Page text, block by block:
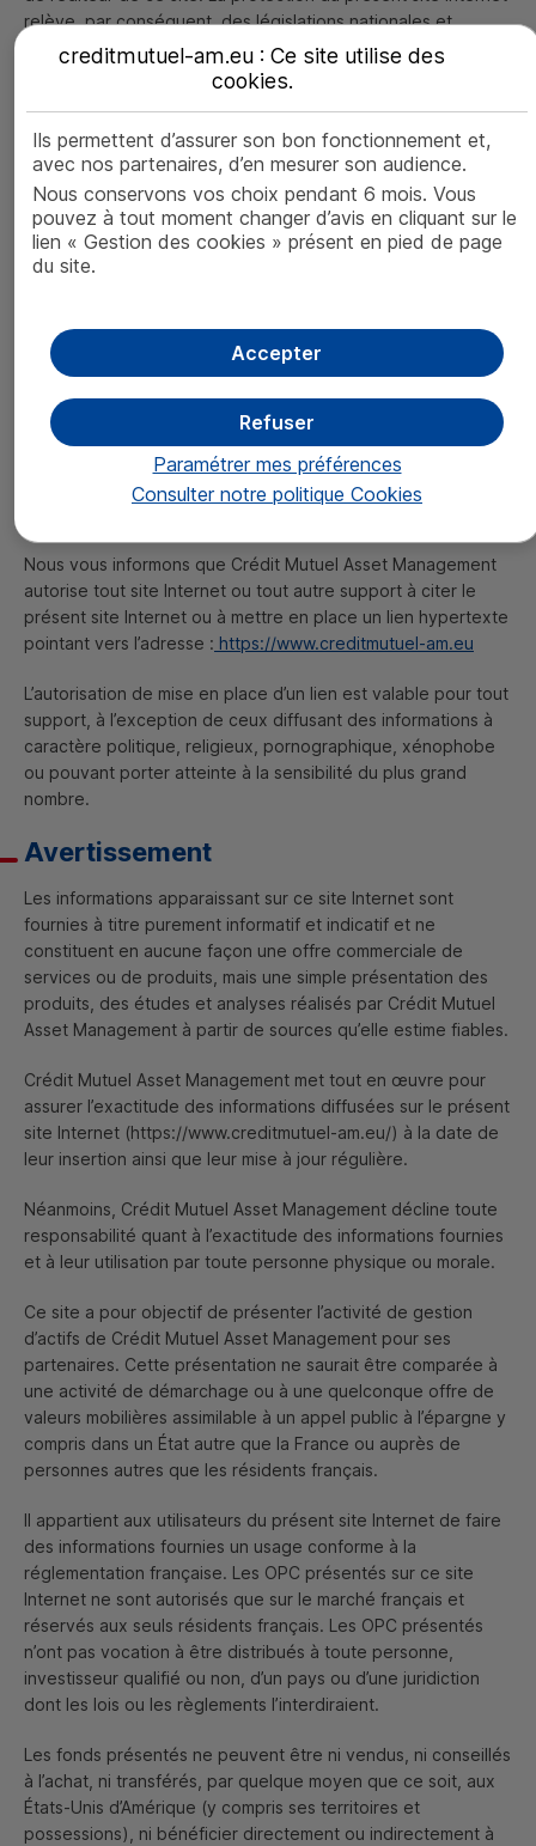
relève, par conséquent, des législations nationales et
internationales relatives au droit de la propriété
intellectuelle. Dès lors, toute reproduction et/ou
interdites sauf autorisation expresse et préalable de
Crédit Mutuel
Asset Management
Le non-respect de cette interdiction est susceptible de
constituer un acte de contrefaçon engageant les
responsabilités civile et pénale de tout contrevenant.
Les bases de données d’informations sont protégées au titre
que toute extraction ou tentative d’extraction, fut-elle totale
ou partielle, est susceptible d’engager les responsabilités
civile et pénale de tout contrevenant.
Nous vous informons que Crédit Mutuel Asset Management
autorise tout site Internet ou tout autre support à citer le
présent site Internet ou à mettre en place un lien hypertexte
pointant vers l’adresse : https://www.creditmutuel-am.eu
L’autorisation de mise en place d’un lien est valable pour tout
support, à l’exception de ceux diffusant des informations à
caractère politique, religieux, pornographique, xénophobe
ou pouvant porter atteinte à la sensibilité du plus grand
nombre.
Avertissement
Les informations apparaissant sur ce site Internet sont
fournies à titre purement informatif et indicatif et ne
constituent en aucune façon une offre commerciale de
services ou de produits, mais une simple présentation des
produits, des études et analyses réalisés par Crédit Mutuel
Asset Management à partir de sources qu’elle estime fiables.
Crédit Mutuel Asset Management met tout en œuvre pour
assurer l’exactitude des informations diffusées sur le présent
site Internet (https://www.creditmutuel-am.eu/) à la date de
leur insertion ainsi que leur mise à jour régulière.
Néanmoins, Crédit Mutuel Asset Management décline toute
responsabilité quant à l’exactitude des informations fournies
et à leur utilisation par toute personne physique ou morale.
Ce site a pour objectif de présenter l’activité de gestion
d’actifs de Crédit Mutuel Asset Management pour ses
partenaires. Cette présentation ne saurait être comparée à
une activité de démarchage ou à une quelconque offre de
valeurs mobilières assimilable à un appel public à l’épargne y
compris dans un État autre que la France ou auprès de
personnes autres que les résidents français.
Il appartient aux utilisateurs du présent site Internet de faire
des informations fournies un usage conforme à la
réglementation française. Les OPC présentés sur ce site
Internet ne sont autorisés que sur le marché français et
réservés aux seuls résidents français. Les OPC présentés
n’ont pas vocation à être distribués à toute personne,
investisseur qualifié ou non, d’un pays ou d’une juridiction
dont les lois ou les règlements l’interdiraient.
Les fonds présentés ne peuvent être ni vendus, ni conseillés
à l’achat, ni transférés, par quelque moyen que ce soit, aux
États-Unis d’Amérique (y compris ses territoires et
possessions), ni bénéficier directement ou indirectement à
creditmutuel-am.eu : Ce site utilise des
cookies.
Ils permettent d’assurer son bon fonctionnement et,
avec nos partenaires, d’en mesurer son audience.
Nous conservons vos choix pendant 6 mois. Vous
pouvez à tout moment changer d’avis en cliquant sur le
lien « Gestion des cookies » présent en pied de page
du site.
Accepter
Refuser
Paramétrer mes préférences
Consulter notre politique Cookies